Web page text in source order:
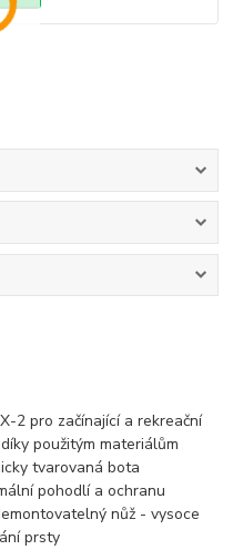
2 pro začínající a rekreační
použitým materiálům
tvarovaná bota
pohodlí a ochranu
nůž - vysoce
prsty